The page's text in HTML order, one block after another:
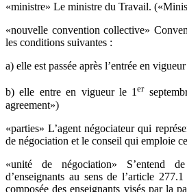
«ministre» Le ministre du Travail.
«nouvelle convention collective»
les conditions suivantes :
a) elle est passée après l’entrée en
b) elle entre en vigueur le 1er
agreement»)
«parties» L’agent négociateur qui
de négociation et le conseil qui emploie
«unité de négociation» S’entend
d’enseignants au sens de l’article
composée des enseignants visés par la